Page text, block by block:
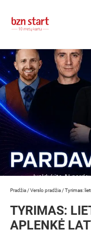
Pradžia /Verslo pradžia /Tyrimas:
TYRIMAS:
APLENKĖ